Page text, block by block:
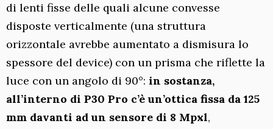
di lenti fisse delle quali alcune convesse
disposte verticalmente (una struttura
orizzontale avrebbe aumentato a dismisura lo
spessore del device) con un prisma che riflette la
luce con un angolo di 90°: in sostanza,
all’interno di P30 Pro c’è un’ottica fissa da 125
mm davanti ad un sensore di 8 Mpxl,